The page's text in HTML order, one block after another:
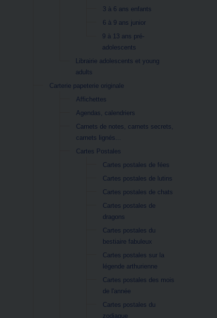
3 à 6 ans enfants
6 à 9 ans junior
9 à 13 ans pré-
adolescents
Librairie adolescents et young
adults
Carterie papeterie originale
Affichettes
Agendas, calendriers
Carnets de notes, carnets secrets,
carnets lignés...
Cartes Postales
Cartes postales de fées
Cartes postales de lutins
Cartes postales de chats
Cartes postales de
dragons
Cartes postales du
bestiaire fabuleux
Cartes postales sur la
légende arthurienne
Cartes postales des mois
de l'année
Cartes postales du
zodiaque